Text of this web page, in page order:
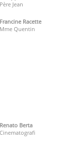
Père Jean
Francine Racette
Mme Quentin
Renato Berta
Cinematografi